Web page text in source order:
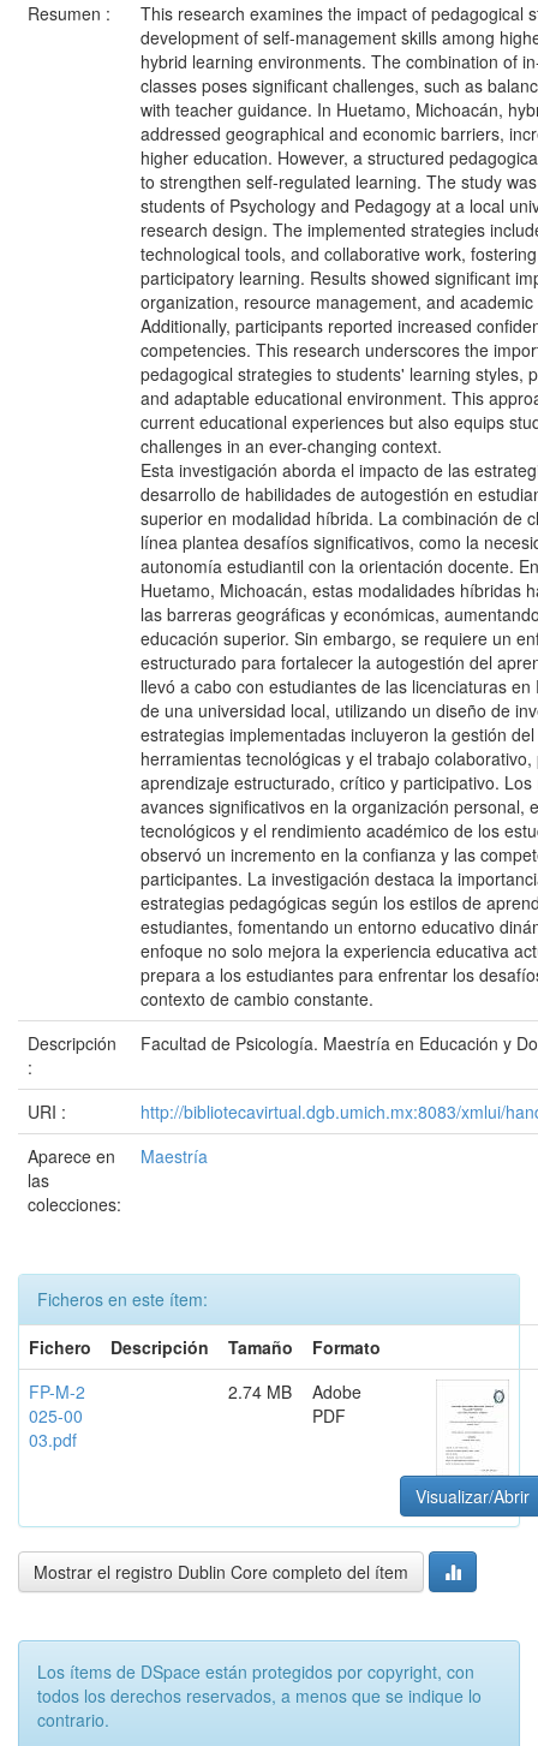
Resumen :
This research examines the impact of pedagogical
development of self-management skills among
hybrid learning environments. The combination of
classes poses significant challenges, such as
with teacher guidance. In Huetamo, Michoacán,
addressed geographical and economic barriers,
higher education. However, a structured
to strengthen self-regulated learning. The study
students of Psychology and Pedagogy at a local
research design. The implemented strategies
technological tools, and collaborative work,
participatory learning. Results showed significant
organization, resource management, and
Additionally, participants reported increased
competencies. This research underscores the
pedagogical strategies to students' learning styles,
and adaptable educational environment. This
current educational experiences but also equips
challenges in an ever-changing context.
Esta investigación aborda el impacto de las
desarrollo de habilidades de autogestión en
superior en modalidad híbrida. La combinación de
línea plantea desafíos significativos, como la
autonomía estudiantil con la orientación docente.
Huetamo, Michoacán, estas modalidades híbridas
las barreras geográficas y económicas,
educación superior. Sin embargo, se requiere un
estructurado para fortalecer la autogestión del
llevó a cabo con estudiantes de las licenciaturas
de una universidad local, utilizando un diseño de
estrategias implementadas incluyeron la gestión
herramientas tecnológicas y el trabajo
aprendizaje estructurado, crítico y participativo.
avances significativos en la organización personal,
tecnológicos y el rendimiento académico de los
observó un incremento en la confianza y las
participantes. La investigación destaca la
estrategias pedagógicas según los estilos de
estudiantes, fomentando un entorno educativo
enfoque no solo mejora la experiencia educativa
prepara a los estudiantes para enfrentar los
contexto de cambio constante.
Descripción
:
Facultad de Psicología. Maestría en Educación y
URI :
http://bibliotecavirtual.dgb.umich.mx:8083/xmlui/
Aparece en
las
colecciones:
Maestría
Ficheros en este ítem:
Fichero
Descripción Tamaño
Formato
FP-M-2
025-00
03.pdf
2.74 MB
Adobe
PDF
Visualizar/Abrir
Mostrar el registro Dublin Core completo del ítem
Los ítems de DSpace están protegidos por copyright, con
todos los derechos reservados, a menos que se indique lo
contrario.